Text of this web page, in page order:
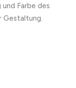
Farbe des
Gestaltung.